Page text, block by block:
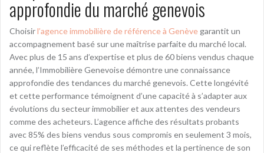
approfondie du marché genevois
Choisirl’agence immobilière de référence à Genève garantit un
accompagnement basé sur une maîtrise parfaite du marché local.
Avec plus de 15 ans d’expertise et plus de 60 biens vendus chaque
année, l’Immobilière Genevoise démontre une connaissance
approfondie des tendances du marché genevois. Cette longévité
et cette performance témoignent d’une capacité à s’adapter aux
évolutions du secteur immobilier et aux attentes des vendeurs
comme des acheteurs. L’agence affiche des résultats probants
avec 85% des biens vendus sous compromis en seulement 3 mois,
ce qui reflète l’efficacité de ses méthodes et la pertinence de son